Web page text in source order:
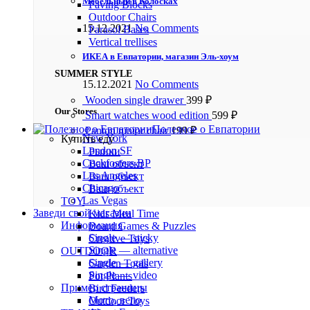
15.12.2021 No Comments
ИКЕА в Евпатории, магазин Эль-хоум
15.12.2021 No Comments
Our Stores
New York
London SF
Cockfosters BP
Los Angeles
Chicago
Las Vegas
Заведи свой магазин
Информация
Single — sticky
Single — alternative
Single — gallery
Single — video
Пример страницы
Мото, вело
Paving Blocks
Outdoor Chairs
Parasol Bases
Vertical trellises
SUMMER STYLE
Wooden single drawer399 ₽
Smart watches wood edition 599 ₽
Panton tunior chair199₽
Полезное о Евпатории
Купить еду
Рынки
Ваш объект
Ваш объект
Ваш объект
TOY
Kids Meal Time
Board Games & Puzzles
Creative Toys
OUTDOOR
Garden Tools
Pot Plants
Bird Feeders
Outdoor Toys